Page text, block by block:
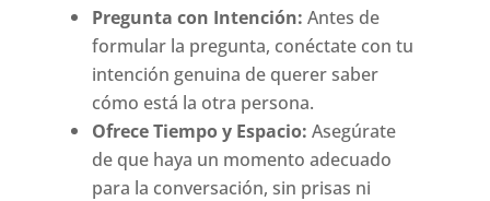
Pregunta con Intención: Antes de
formular la pregunta, conéctate con tu
intención genuina de querer saber
cómo está la otra persona.
Ofrece Tiempo y Espacio: Asegúrate
de que haya un momento adecuado
para la conversación, sin prisas ni